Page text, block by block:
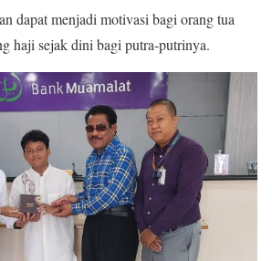
dapat menjadi motivasi bagi orang tua
haji sejak dini bagi putra-putrinya.